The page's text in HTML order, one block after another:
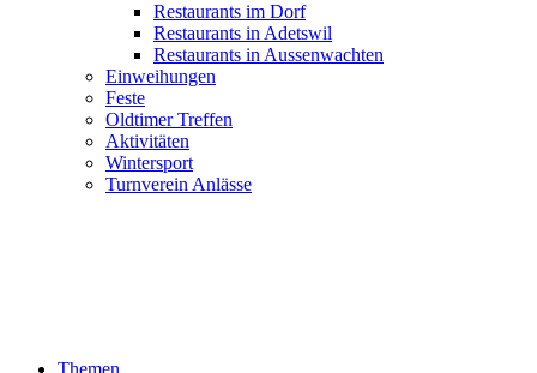
Restaurants im Dorf
Restaurants in Adetswil
Restaurants in Aussenwachten
Einweihungen
Feste
Oldtimer Treffen
Aktivitäten
Wintersport
Turnverein Anlässe
Themen